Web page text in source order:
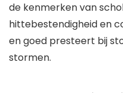
de kenmerken van
hittebestendigheid en
en goed presteert bij
stormen.